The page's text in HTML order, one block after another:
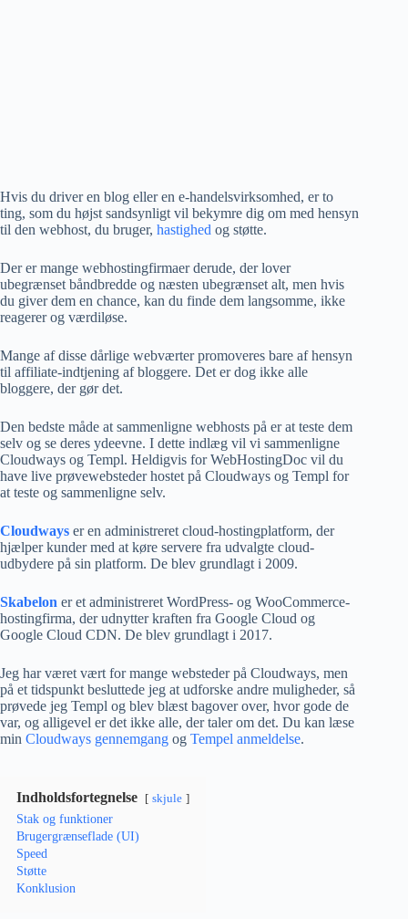
Hvis du driver en blog eller en e-handelsvirksomhed, er to
ting, som du højst sandsynligt vil bekymre dig om med hensyn
til den webhost, du bruger, hastighed og støtte.
Der er mange webhostingfirmaer derude, der lover
ubegrænset båndbredde og næsten ubegrænset alt, men hvis
du giver dem en chance, kan du finde dem langsomme, ikke
reagerer og værdiløse.
Mange af disse dårlige webværter promoveres bare af hensyn
til affiliate-indtjening af bloggere. Det er dog ikke alle
bloggere, der gør det.
Den bedste måde at sammenligne webhosts på er at teste dem
selv og se deres ydeevne. I dette indlæg vil vi sammenligne
Cloudways og Templ. Heldigvis for WebHostingDoc vil du
have live prøvewebsteder hostet på Cloudways og Templ for
at teste og sammenligne selv.
Cloudways er en administreret cloud-hostingplatform, der
hjælper kunder med at køre servere fra udvalgte cloud-
udbydere på sin platform. De blev grundlagt i 2009.
Skabelon er et administreret WordPress- og WooCommerce-
hostingfirma, der udnytter kraften fra Google Cloud og
Google Cloud CDN. De blev grundlagt i 2017.
Jeg har været vært for mange websteder på Cloudways, men
på et tidspunkt besluttede jeg at udforske andre muligheder, så
prøvede jeg Templ og blev blæst bagover over, hvor gode de
var, og alligevel er det ikke alle, der taler om det. Du kan læse
min Cloudways gennemgang og Tempel anmeldelse.
Indholdsfortegnelse skjule
Stak og funktioner
Brugergrænseflade (UI)
Speed
Støtte
Konklusion